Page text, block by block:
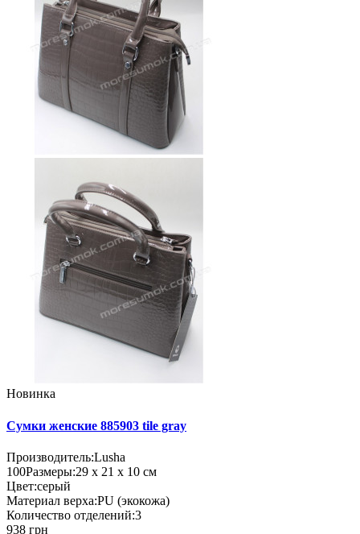
Новинка
Сумки женские 885903 tile gray
Производитель:Lusha
100Размеры:29 х 21 х 10 см
Цвет:серый
Материал верха:PU (экокожа)
Количество отделений:3
938 грн